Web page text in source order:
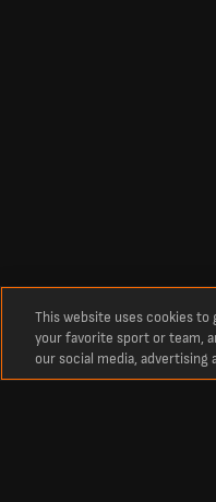
This website uses cookies
your favorite sport or team,
our social media, advertising